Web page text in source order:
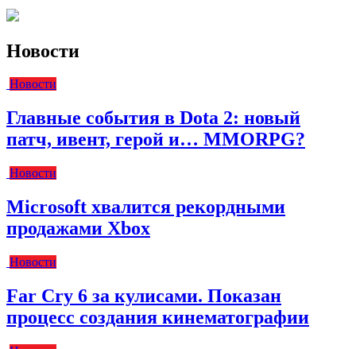
Новости
Новости
Главные события в Dota 2: новый
патч, ивент, герой и… MMORPG?
Новости
Microsoft хвалится рекордными
продажами Xbox
Новости
Far Cry 6 за кулисами. Показан
процесс создания кинематографии